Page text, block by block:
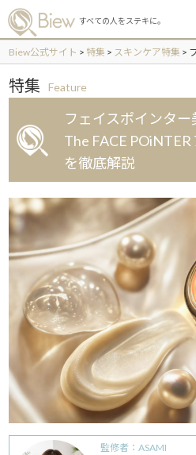
すべての人をステキに。
Biew公式サイト > 特集 > スキンケア特集 >
特集 Feature
フェイスポインタ
The FACE
を徹底解説
監修者：ASAMI